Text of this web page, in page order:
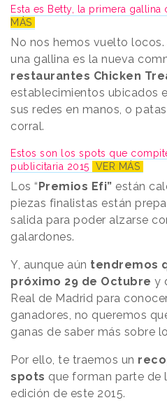
Esta es Betty, la primera
MÁS
No nos hemos vuelto
una gallina es la nueva
restaurantes Chicken
establecimientos ubicados
sus redes en manos, o
corral.
Estos son los spots que
publicitaria 2015
VER MÁS
Los “ Premios Efi” están
piezas finalistas están
salida para poder alzarse
galardones.
Y, aunque aún tendremos
próximo 29 de Octubre y
Real de Madrid para
ganadores, no queremos
ganas de saber más sobre
Por ello, te traemos un
spots que forman parte de
edición de este 2015.